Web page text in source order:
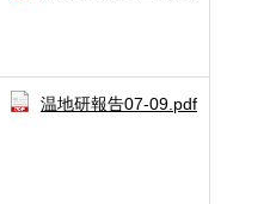
温地研報告07-09.pdf